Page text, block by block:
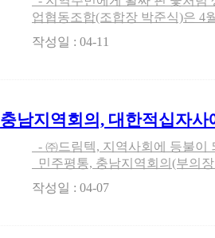
업협동조합(조합장 박준식)은 4
외매장 앞에서 화훼농가 돕기
는 관악농협이 주관한 행사로 “
작성일 : 04-11
충남지역회의, 대한적십자
성금 전달
민주평통, 충남지역회의(부의
근 부의장이 경영하는 ㈜드림
금 전달식을 가졌다. 성금은 지
작성일 : 04-07